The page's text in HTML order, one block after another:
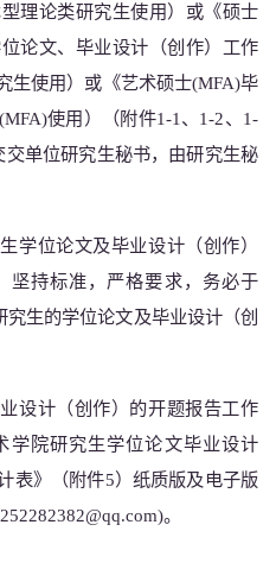
理论类研究生使用）或《硕士
论文、毕业设计（创作）工作
生使用）或《艺术硕士(MFA)毕
使用）
（附件1-1、1-2、1-
单位研究生秘书，由研究生秘
学位论文及毕业设计（创作）
坚持标准，严格要求，务必于
究生的学位论文及毕业设计（创
设计（创作）的开题报告工作
学院研究生学位论文毕业设计
表》（附件5）纸质版及电子版
。